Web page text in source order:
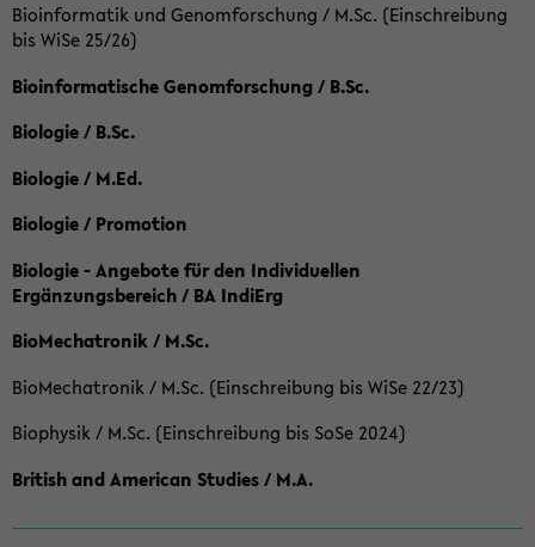
Bioinformatik und Genomforschung / M.Sc. (Einschreibung
bis WiSe 25/26)
Bioinformatische Genomforschung / B.Sc.
Biologie / B.Sc.
Biologie / M.Ed.
Biologie / Promotion
Biologie - Angebote für den Individuellen
Ergänzungsbereich / BA IndiErg
BioMechatronik / M.Sc.
BioMechatronik / M.Sc. (Einschreibung bis WiSe 22/23)
Biophysik / M.Sc. (Einschreibung bis SoSe 2024)
British and American Studies / M.A.